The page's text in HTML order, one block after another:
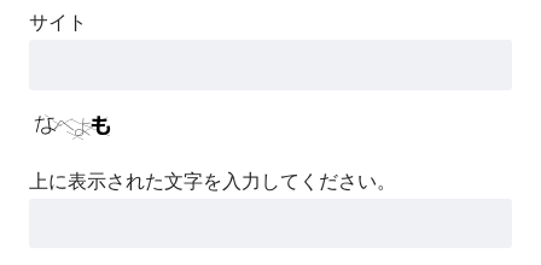
サイト
上に表示された文字を入力してください。